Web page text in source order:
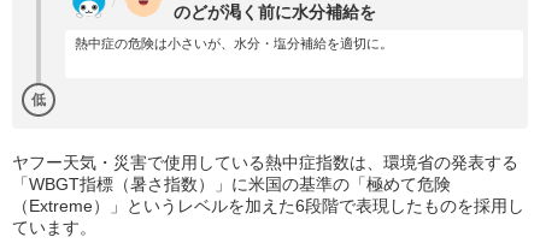
低
のどが渇く前に水分補給を
熱中症の危険は小さいが、水分・塩分補給を適切に。
ヤフー天気・災害で使用している熱中症指数は、環境省の発表する
「WBGT指標（暑さ指数）」に米国の基準の「極めて危険
（Extreme）」というレベルを加えた6段階で表現したものを採用し
ています。